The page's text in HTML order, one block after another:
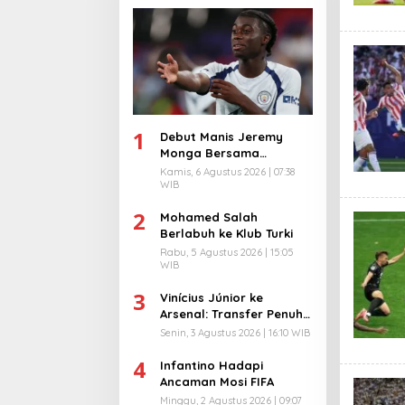
1
Debut Manis Jeremy
Monga Bersama
Manchester City
Kamis, 6 Agustus 2026 | 07:38
WIB
2
Mohamed Salah
Berlabuh ke Klub Turki
Rabu, 5 Agustus 2026 | 15:05
WIB
3
Vinícius Júnior ke
Arsenal: Transfer Penuh
Risiko
Senin, 3 Agustus 2026 | 16:10 WIB
4
Infantino Hadapi
Ancaman Mosi FIFA
Minggu, 2 Agustus 2026 | 09:07